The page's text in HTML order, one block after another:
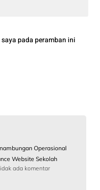
pada peramban ini
Operasional
Website Sekolah
ada komentar